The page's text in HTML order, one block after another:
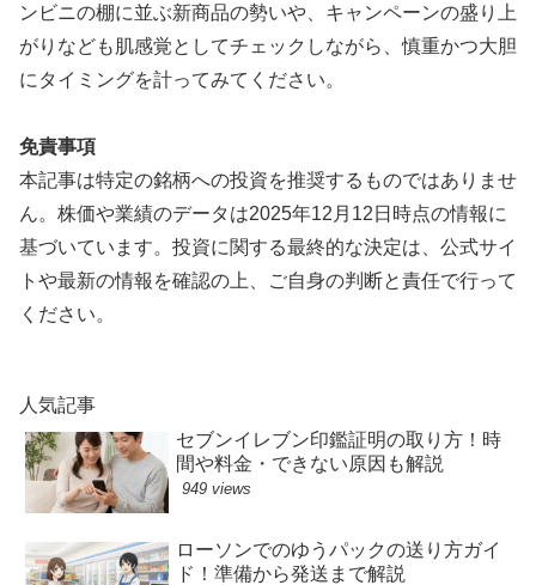
ンビニの棚に並ぶ新商品の勢いや、キャンペーンの盛り上
がりなども肌感覚としてチェックしながら、慎重かつ大胆
にタイミングを計ってみてください。
免責事項
本記事は特定の銘柄への投資を推奨するものではありませ
ん。株価や業績のデータは2025年12月12日時点の情報に
基づいています。投資に関する最終的な決定は、公式サイ
トや最新の情報を確認の上、ご自身の判断と責任で行って
ください。
人気記事
セブンイレブン印鑑証明の取り方！時
間や料金・できない原因も解説
949 views
ローソンでのゆうパックの送り方ガイ
ド！準備から発送まで解説